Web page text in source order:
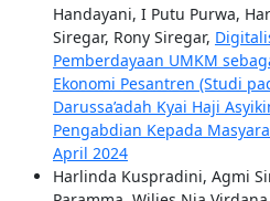
Handayani, I Putu Purwa,
Siregar, Rony Siregar,
Pemberdayaan UMKM
Ekonomi Pesantren (Studi
Darussa’adah Kyai Haji
Pengabdian Kepada
April 2024
Harlinda Kuspradini, Agmi